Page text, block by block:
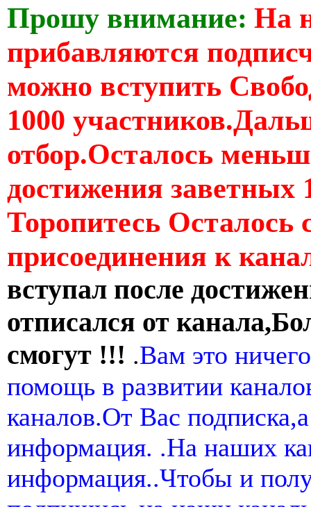
Прошу внимание: На
прибавляются
можно вступить
1000
отбор.Осталось
достижения заветных
Торопитесь Осталось
присоединения к
вступал после
отписался от
смогут !!! .Вам это
помощь в развитии
каналов.От Вас
информация. .На наших
информация..Чтобы и